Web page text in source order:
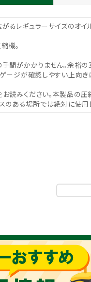
るレギュラーサイズのオイ
機。
間がかかりません。余裕
ージが確認しやすい上向き
読みください。本製品の
のある場所では絶対に使用